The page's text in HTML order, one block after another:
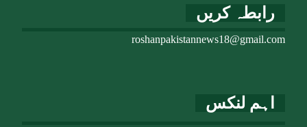
اہم لنکس
رابطہ کریں
roshanpakistannews18@gmail.com